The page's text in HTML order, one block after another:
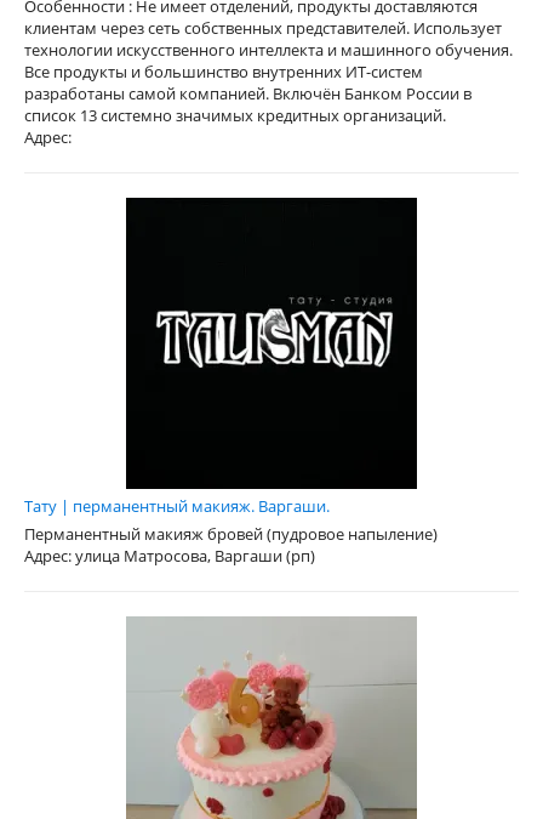
Особенности : Не имеет отделений, продукты доставляются
клиентам через сеть собственных представителей. Использует
технологии искусственного интеллекта и машинного обучения.
Все продукты и большинство внутренних ИТ-систем
разработаны самой компанией. Включён Банком России в
список 13 системно значимых кредитных организаций.
Адрес:
Тату | перманентный макияж. Варгаши.
Перманентный макияж бровей (пудровое напыление)
Адрес: улица Матросова, Варгаши (рп)